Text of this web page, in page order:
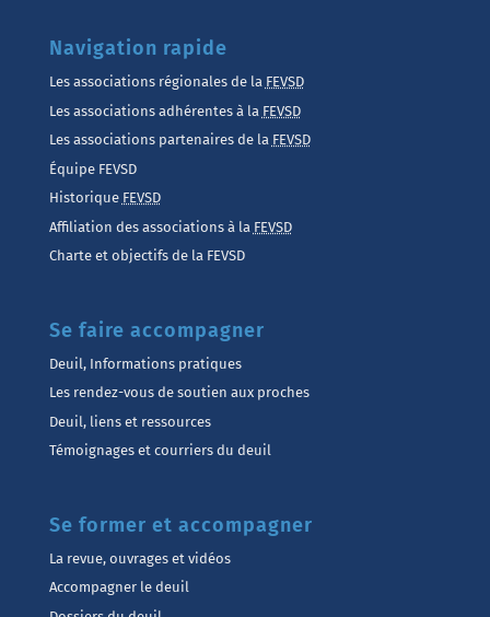
Navigation rapide
Les associations régionales de la FEVSD
Les associations adhérentes à la FEVSD
Les associations partenaires de la FEVSD
Équipe FEVSD
Historique FEVSD
Affiliation des associations à la FEVSD
Charte et objectifs de la FEVSD
Se faire accompagner
Deuil, Informations pratiques
Les rendez-vous de soutien aux proches
Deuil, liens et ressources
Témoignages et courriers du deuil
Se former et accompagner
La revue, ouvrages et vidéos
Accompagner le deuil